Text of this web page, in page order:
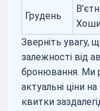
Грудень
Зверніть увагу,
залежності від
бронювання. Ми
актуальні ціни
квитки